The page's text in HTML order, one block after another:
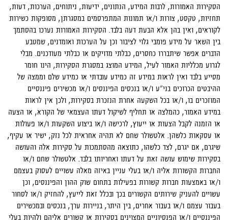
הסקירות האמורות, לרבות המידע, הנתונים, ידיעות, ניתוחים, הערכות, דעות,
תחזיות, טקסט, צורות ו/או תמונות המתפרסמים במסגרתן, מסופקות כשירות
לקוראים, ואין בהן אלא הבעת דעה בלבד. הסקירות האמורות נערכו בהסתמך
בין השאר על מידע פומבי גלוי לציבור וכן על הערכות ואומדנים, שמטבע
הדברים אפשר שיתבררו כחסרים, כבלתי מדויקים או כבלתי מעודכנים. מבלי
לגרוע מכלליות האמור לעיל, המידע המוצג במסגרת הסקירות, הינו חומר
מסייע בלבד ואין לראות במידע זה כמידע עובדתי או כמידע שלם וממצה של
ההיבטים הכרוכים בני"ע ו/או בנכסים הפיננסים ו/או מכשירים פיננסיים
המוזכרים בו, ו/או בכל השקעה אחרת הנזכרת בסקירות, ולכן אין לראות
במידע האמור, כהמלצה או תחליף לשיקול דעתו העצמאי של הקורא, או הצעה
או הזמנה לקבל הצעות או ייעוץ, לרכישה ו/או ביצוע השקעות ו/או פעולות
או עסקאות כלשהן. אלטשולר שחם לא תהיה אחראית לכל נזק, ישיר או עקיף,
שיגרם, אם יגרם, לצד כלשהו, כתוצאה מהסתמכות על סקירות אלה והעושה
בסקירות שימוש עושה זאת על דעתו ואחריותו בלבד. אלטשולר שחם ו/או
החברות הקשורות אליה ו/או בעלי עניין באיזה מאלה עשויים לעסוק בעצמם
ו/או באמצעות חברות קשורות בפעילות בתחום שוק ההון והפיננסים, וכן
עשויים להעניק שירותים הקשורים בכך ובכלל זאת לייעץ, להחזיק ו/או לסחור
בעבור עצמם ו/או בעבור אחרים, בין היתר, בניירות ערך, בנכסים ובמכשירים
הפיננסיים ו/או הפנסיוניים המצוינים בסקירות או קשורים אליהם ולהיות בעלי